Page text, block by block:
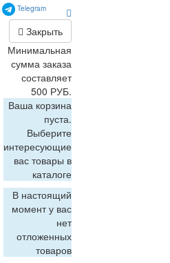
Telegram
Закрыть
Минимальная
сумма заказа
составляет
500 РУБ.
Ваша корзина
пуста.
Выберите
интересующие
вас товары в
каталоге
В настоящий
момент у вас
нет
отложенных
товаров